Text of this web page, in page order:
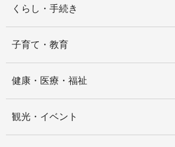
くらし・手続き
子育て・教育
健康・医療・福祉
観光・イベント